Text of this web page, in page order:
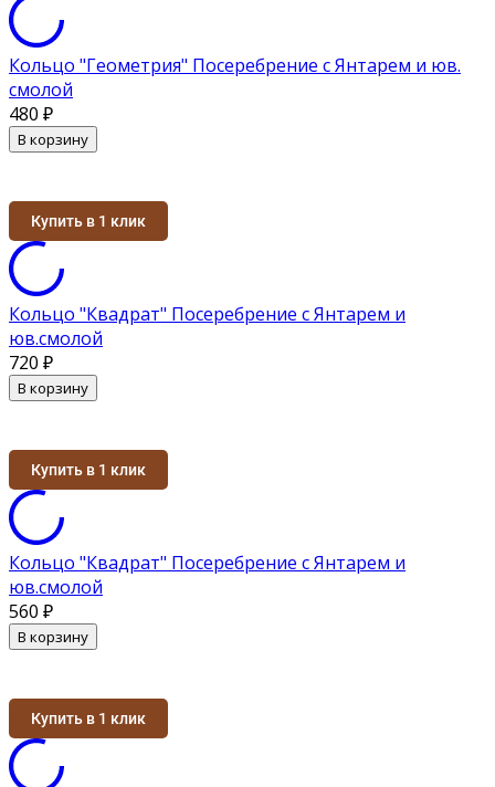
Кольцо "Геометрия" Посеребрение с Янтарем и юв.
смолой
480 ₽
В корзину
Купить в 1 клик
Кольцо "Квадрат" Посеребрение с Янтарем и
юв.смолой
720 ₽
В корзину
Купить в 1 клик
Кольцо "Квадрат" Посеребрение с Янтарем и
юв.смолой
560 ₽
В корзину
Купить в 1 клик